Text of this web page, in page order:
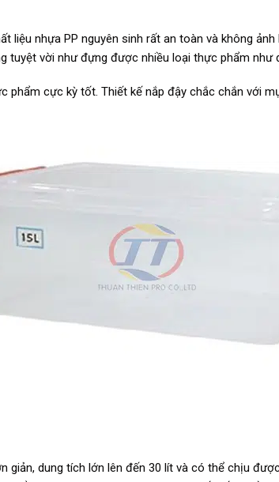
liệu nhựa PP nguyên sinh rất an toàn và không
tuyệt vời như đựng được nhiều loại thực phẩm như
phẩm cực kỳ tốt. Thiết kế nắp đậy chắc chắn với
giản, dung tích lớn lên đến 30 lít và có thể chịu